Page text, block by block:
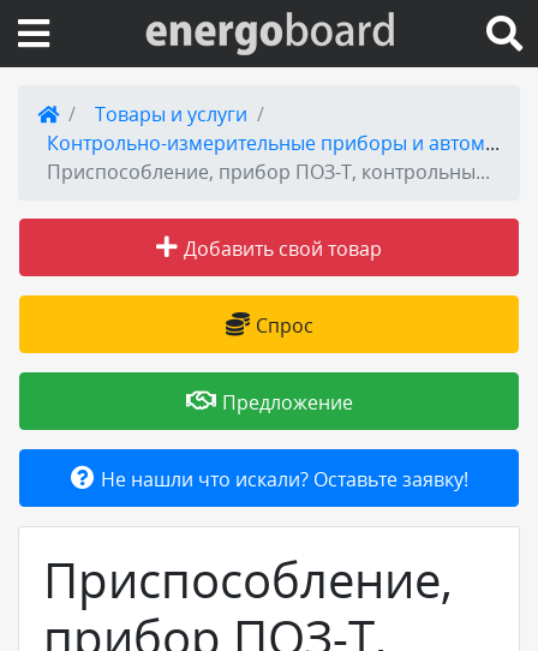
Вход на сайт
Поиск по сайту
Публикации
Справка
Товары и услуги
Добавить товар или услугу
Товары и услуги
Контрольно-измерительные приборы и автоматика - КИПиА
Приспособление, прибор ПОЗ-Т, контрольный отпечаток
Добавить свой товар
Спрос
Предложение
Не нашли что искали? Оставьте заявку!
Приспособление,
прибор ПОЗ-Т,